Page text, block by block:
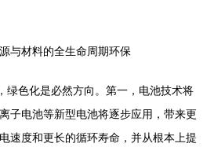
与材料的全生命周期环保
绿色化是必然方向。第一，电池技术将
子电池等新型电池将逐步应用，带来更
速度和更长的循环寿命，并从根本上提